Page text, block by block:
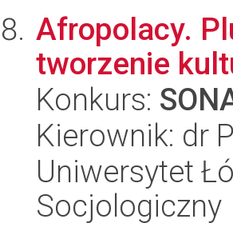
Afropolacy.
tworzenie
Konkurs:
Kierownik: dr
Uniwersytet
Socjologiczny